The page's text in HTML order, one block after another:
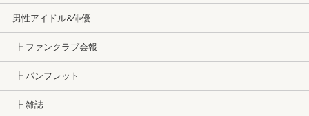
男性アイドル&俳優
┣ ファンクラブ会報
┣ パンフレット
┣ 雑誌